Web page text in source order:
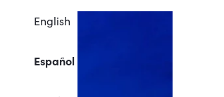
English
Español